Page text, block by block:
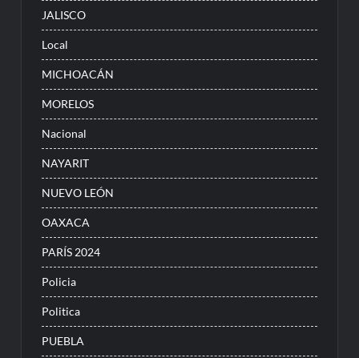
JALISCO
Local
MICHOACÁN
MORELOS
Nacional
NAYARIT
NUEVO LEÓN
OAXACA
PARÍS 2024
Policia
Politica
PUEBLA